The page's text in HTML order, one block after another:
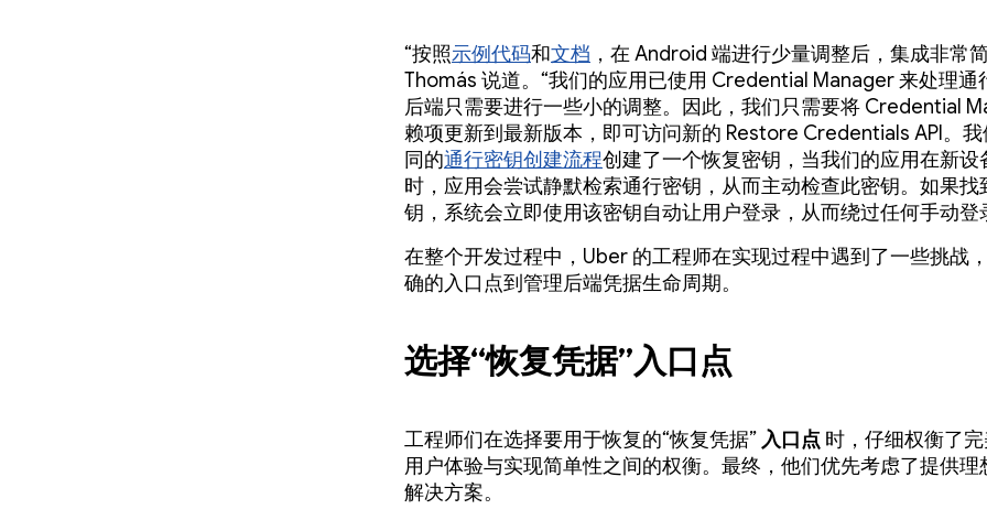
“按照示例代码和文档 ，在 Android 端进行少量调整后，集成非常
Thomás 说道。“我们的应用已使用 Credential Manager 来处理通
后端只需要进行一些小的调整。因此，我们只需要将 Credential
赖项更新到最新版本，即可访问新的 Restore Credentials API。
同的通行密钥创建流程创建了一个恢复密钥，当我们的应用在新设
时，应用会尝试静默检索通行密钥，从而主动检查此密钥。如果找
钥，系统会立即使用该密钥自动让用户登录，从而绕过任何手动登
在整个开发过程中，Uber 的工程师在实现过程中遇到了一些挑战
确的入口点到管理后端凭据生命周期。
选择“恢复凭据”入口点
工程师们在选择要用于恢复的“恢复凭据” 入口点 时，仔细权衡了
用户体验与实现简单性之间的权衡。最终，他们优先考虑了提供理
解决方案。